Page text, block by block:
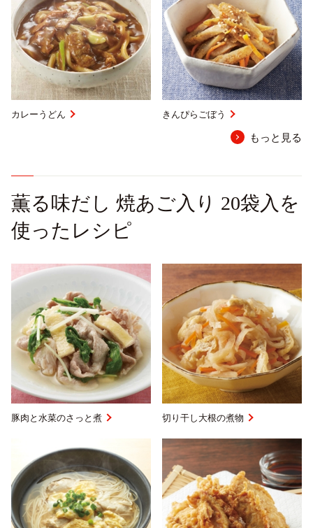
カレーうどん きんぴらごぼう
もっと見る
薫る味だし 焼あご入り 20袋入を
使ったレシピ
豚肉と水菜のさっと煮 切り干し大根の煮物